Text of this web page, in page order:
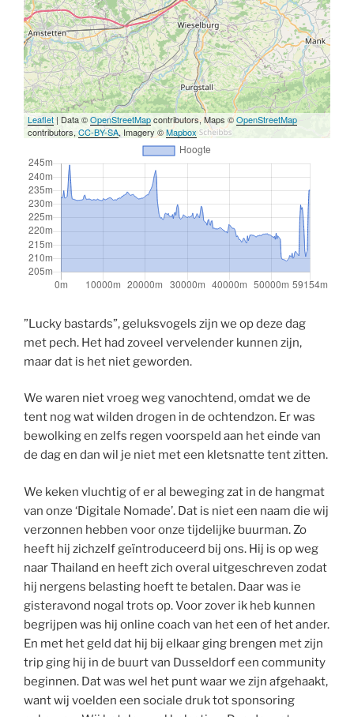
Leaflet| Data ©OpenStreetMapcontributors, Maps ©OpenStreetMap
contributors, CC-BY-SA, Imagery ©Mapbox
”Lucky bastards”, geluksvogels zijn we op deze dag
met pech. Het had zoveel vervelender kunnen zijn,
maar dat is het niet geworden.
We waren niet vroeg weg vanochtend, omdat we de
tent nog wat wilden drogen in de ochtendzon. Er was
bewolking en zelfs regen voorspeld aan het einde van
de dag en dan wil je niet met een kletsnatte tent zitten.
We keken vluchtig of er al beweging zat in de hangmat
van onze ‘Digitale Nomade’. Dat is niet een naam die wij
verzonnen hebben voor onze tijdelijke buurman. Zo
heeft hij zichzelf geïntroduceerd bij ons. Hij is op weg
naar Thailand en heeft zich overal uitgeschreven zodat
hij nergens belasting hoeft te betalen. Daar was ie
gisteravond nogal trots op. Voor zover ik heb kunnen
begrijpen was hij online coach van het een of het ander.
En met het geld dat hij bij elkaar ging brengen met zijn
trip ging hij in de buurt van Dusseldorf een community
beginnen. Dat was wel het punt waar we zijn afgehaakt,
want wij voelden een sociale druk tot sponsoring